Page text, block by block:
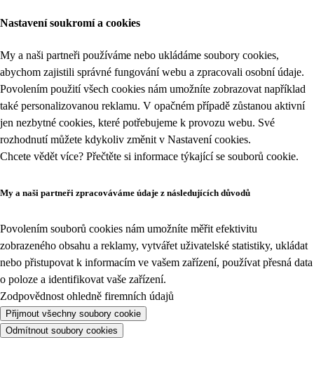
Nastavení soukromí a cookies
My a naši partneři používáme nebo ukládáme soubory cookies,
abychom zajistili správné fungování webu a zpracovali osobní údaje.
Povolením použití všech cookies nám umožníte zobrazovat například
také personalizovanou reklamu. V opačném případě zůstanou aktivní
jen nezbytné cookies, které potřebujeme k provozu webu. Své
rozhodnutí můžete kdykoliv změnit v Nastavení cookies.
Chcete vědět více? Přečtěte si informace týkající se souborů cookie.
My a naši partneři zpracováváme údaje z následujících důvodů
Povolením souborů cookies nám umožníte měřit efektivitu
zobrazeného obsahu a reklamy, vytvářet uživatelské statistiky, ukládat
nebo přistupovat k informacím ve vašem zařízení, používat přesná data
o poloze a identifikovat vaše zařízení.
Zodpovědnost ohledně firemních údajů
Přijmout všechny soubory cookie
Odmítnout soubory cookies